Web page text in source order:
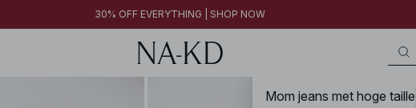
30% OFF EVERYTHING | SHOP NOW
Mom jeans met hoge taille